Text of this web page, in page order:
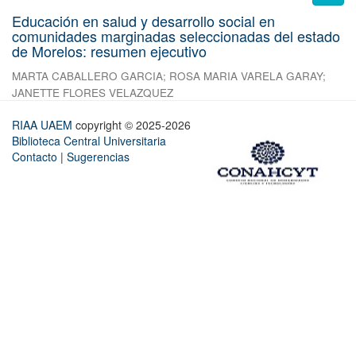
Educación en salud y desarrollo social en
comunidades marginadas seleccionadas del estado
de Morelos: resumen ejecutivo
MARTA CABALLERO GARCIA; ROSA MARIA VARELA GARAY;
JANETTE FLORES VELAZQUEZ
RIAA UAEM copyright © 2025-2026
Biblioteca Central Universitaria
Contacto | Sugerencias